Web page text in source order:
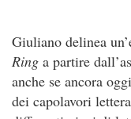
Giuliano delinea
Ring a partire
anche se ancora
dei capolavori